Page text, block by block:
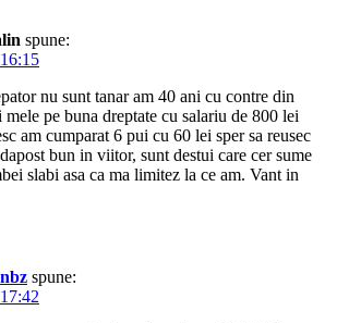
spune:
nu sunt tanar am 40 ani cu contre din
mele pe buna dreptate cu salariu de 800 lei
am cumparat 6 pui cu 60 lei sper sa reusec
bun in viitor, sunt destui care cer sume
slabi asa ca ma limitez la ce am. Vant in
spune: